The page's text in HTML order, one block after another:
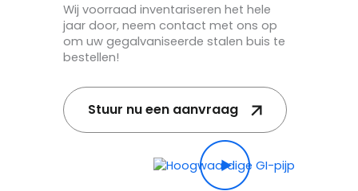
Wij voorraad inventariseren het hele
jaar door, neem contact met ons op
om uw gegalvaniseerde stalen buis te
bestellen!
Stuur nu een aanvraag